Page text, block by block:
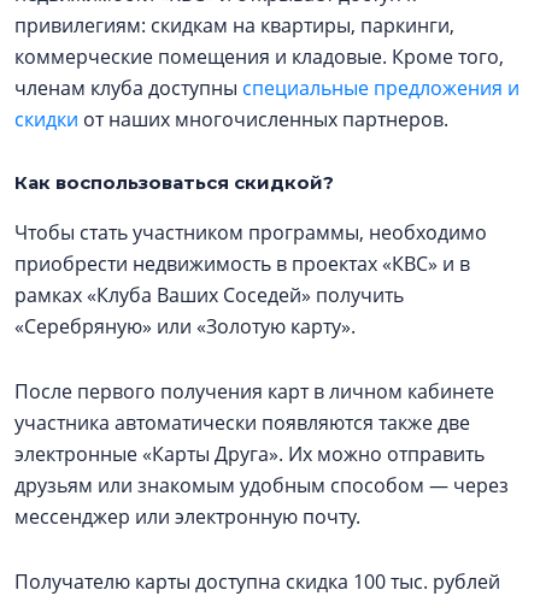
привилегиям: скидкам на квартиры, паркинги,
коммерческие помещения и кладовые. Кроме того,
членам клуба доступны специальные предложения и
скидки от наших многочисленных партнеров.
Как воспользоваться скидкой?
Чтобы стать участником программы, необходимо
приобрести недвижимость в проектах «КВС» и в
рамках «Клуба Ваших Соседей» получить
«Серебряную» или «Золотую карту».
После первого получения карт в личном кабинете
участника автоматически появляются также две
электронные «Карты Друга». Их можно отправить
друзьям или знакомым удобным способом — через
мессенджер или электронную почту.
Получателю карты доступна скидка 100 тыс. рублей